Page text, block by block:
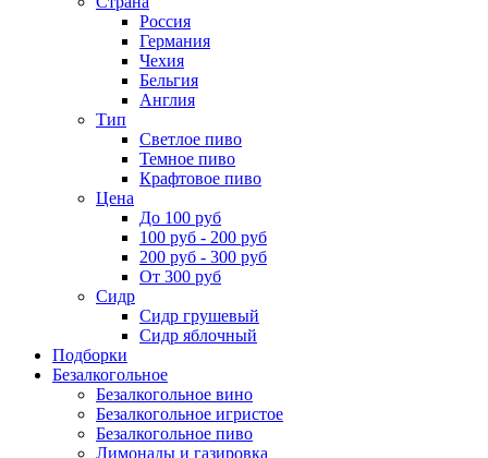
Россия
Германия
Чехия
Бельгия
Англия
Тип
Светлое пиво
Темное пиво
Крафтовое пиво
Цена
До 100 руб
100 руб - 200 руб
200 руб - 300 руб
От 300 руб
Сидр
Сидр грушевый
Сидр яблочный
Подборки
Безалкогольное
Безалкогольное вино
Безалкогольное игристое
Безалкогольное пиво
Лимонады и газировка